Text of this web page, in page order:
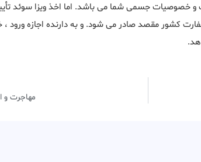
و خصوصیات جسمی شما می باشد. اما اخذ ویزا سوئد
کشور مقصد صادر می شود. و به دارنده اجازه ورود ،
مهاجرت و